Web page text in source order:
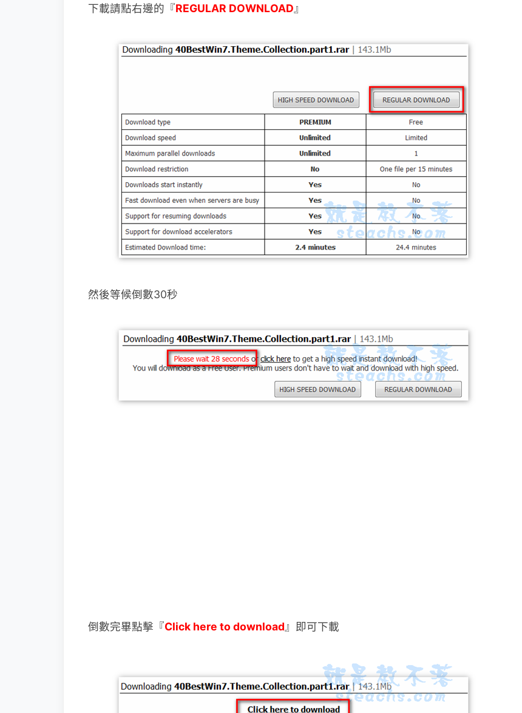
下載請點右邊的『REGULAR DOWNLOAD 』
然後等候倒數30秒
倒數完畢點擊『Click here to download 』即可下載